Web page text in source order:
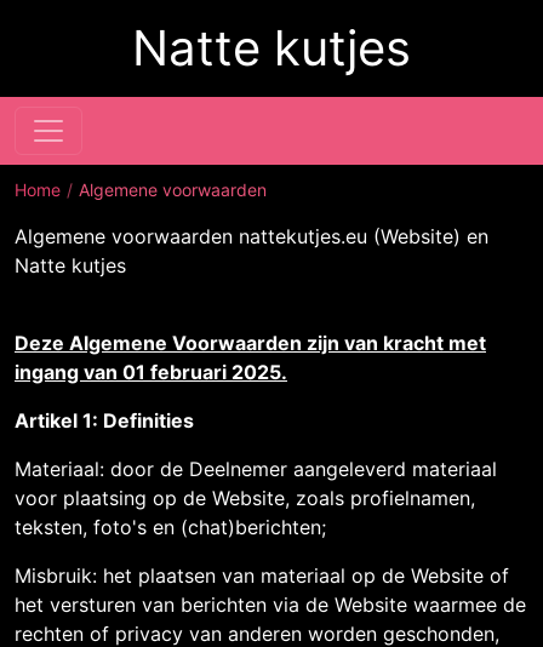
Natte kutjes
Home Algemene voorwaarden
Algemene voorwaarden nattekutjes.eu (Website) en
Natte kutjes
Deze Algemene Voorwaarden zijn van kracht met
ingang van 01 februari 2025.
Artikel 1: Definities
Materiaal: door de Deelnemer aangeleverd materiaal
voor plaatsing op de Website, zoals profielnamen,
teksten, foto's en (chat)berichten;
Misbruik: het plaatsen van materiaal op de Website of
het versturen van berichten via de Website waarmee de
rechten of privacy van anderen worden geschonden,